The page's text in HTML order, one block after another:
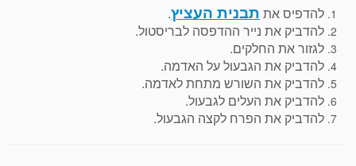
להדפיס את תבנית העציץ.
להדביק את נייר ההדפסה לבריסטול.
לגזור את החלקים.
להדביק את הגבעול על האדמה.
להדביק את השורש מתחת לאדמה.
להדביק את העלים לגבעול.
להדביק את הפרח לקצה הגבעול.